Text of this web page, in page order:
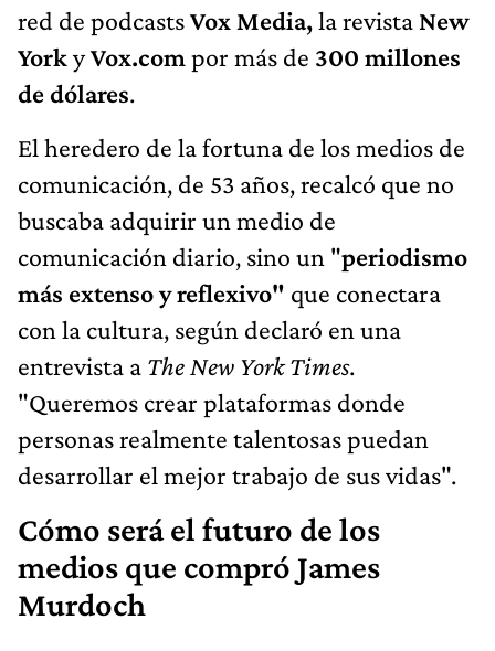
red de podcastsVox Media,la revista New
YorkyVox.com por más de 300 millones
de dólares.
El heredero de la fortuna de los medios de
comunicación, de 53 años, recalcó que no
buscaba adquirir un medio de
comunicación diario, sino un "periodismo
más extenso y reflexivo" que conectara
con la cultura, según declaró en una
entrevista a The New York Times.
"Queremos crear plataformas donde
personas realmente talentosas puedan
desarrollar el mejor trabajo de sus vidas".
Cómo será el futuro de los
medios que compró James
Murdoch